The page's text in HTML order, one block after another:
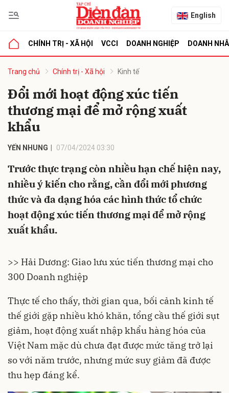
English
CHÍNH TRỊ - XÃ HỘI VCCI DOANH NGHIỆP DOANH
Trang chủ Chính trị - Xã hội Kinh tế
Đổi mới hoạt động xúc tiến
thương mại để mở rộng xuất
khẩu
YẾN NHUNG 07/04/2024 03:30
Trước thực trạng còn nhiều hạn chế hiện nay,
nhiều ý kiến cho rằng, cần đổi mới phương
thức và đa dạng hóa các hình thức tổ chức
hoạt động xúc tiến thương mại để mở rộng
xuất khẩu.
>> Hải Dương: Giao lưu xúc tiến thương mại cho
300 Doanh nghiệp
Thực tế cho thấy, thời gian qua, bối cảnhkinh tế
thế giới gặp nhiều khó khăn, tổng cầuthế giới sụt
giảm, hoạt độngxuất nhập khẩuhàng hóa của
Việt Nam mặc dù chưa đạt được mức tăng trở lại
so với năm trước, nhưng mức suy giảm đã được
thu hẹp đáng kể.
luận
Hủy